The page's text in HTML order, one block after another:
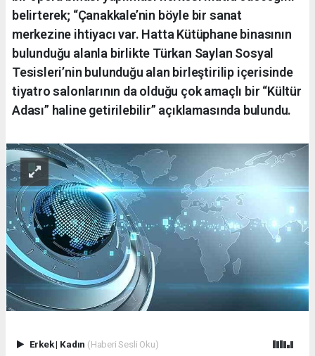
belirterek; “Çanakkale’nin böyle bir sanat
merkezine ihtiyacı var. Hatta Kütüphane binasının
bulunduğu alanla birlikte Türkan Saylan Sosyal
Tesisleri’nin bulunduğu alan birleştirilip içerisinde
tiyatro salonlarının da olduğu çok amaçlı bir “Kültür
Adası” haline getirilebilir” açıklamasında bulundu.
Erkek| Kadın (Haberi Sesli Oku)